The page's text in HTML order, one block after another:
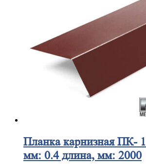
Планкакарнизная ПК-
мм: 0.4 длина, мм: 2000